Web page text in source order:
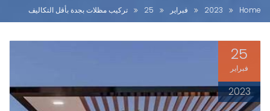
Home
2023 فبراير 25 تركيب مظلات بجدة بأقل التكاليف
25
فبراير
2023